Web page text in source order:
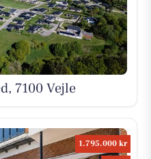
7100 Vejle
1.795.000 kr